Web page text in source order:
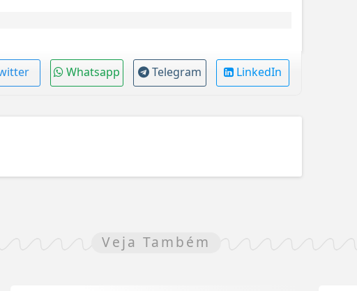
Whatsapp Telegram LinkedIn
Veja Também